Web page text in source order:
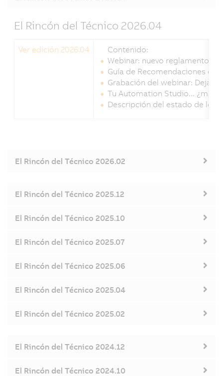
El Rincón del Técnico 2026.04
Ver edición 2026.04
Contenido:
Webinar: nuevo reglamento
Guía de Recomendaciones de
Grabación del webinar: Deja
Tu Automation Studio... ¿más
Descripción del estado de los
El Rincón del Técnico 2026.02
El Rincón del Técnico 2025.12
El Rincón del Técnico 2025.10
El Rincón del Técnico 2025.07
El Rincón del Técnico 2025.06
El Rincón del Técnico 2025.04
El Rincón del Técnico 2025.02
El Rincón del Técnico 2024.12
El Rincón del Técnico 2024.10